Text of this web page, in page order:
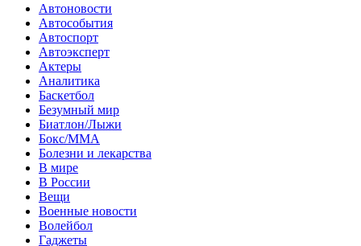
Автоновости
Автособытия
Автоспорт
Автоэксперт
Актеры
Аналитика
Баскетбол
Безумный мир
Биатлон/Лыжи
Бокс/MMA
Болезни и лекарства
В мире
В России
Вещи
Военные новости
Волейбол
Гаджеты